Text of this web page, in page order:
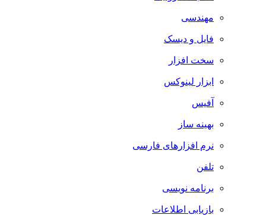
مهندسی
فایل و دیسک
سخت افزار
ابزار لینوکس
آفیس
بهینه ساز
نرم افزارهای فارسی
تلفن
برنامه نویسی
بازیابی اطلاعات